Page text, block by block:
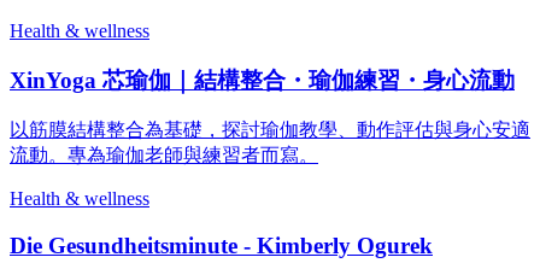
Health & wellness
XinYoga 芯瑜伽｜結構整合・瑜伽練習・身心流動
以筋膜結構整合為基礎，探討瑜伽教學、動作評估與身心安適
流動。專為瑜伽老師與練習者而寫。
Health & wellness
Die Gesundheitsminute - Kimberly Ogurek